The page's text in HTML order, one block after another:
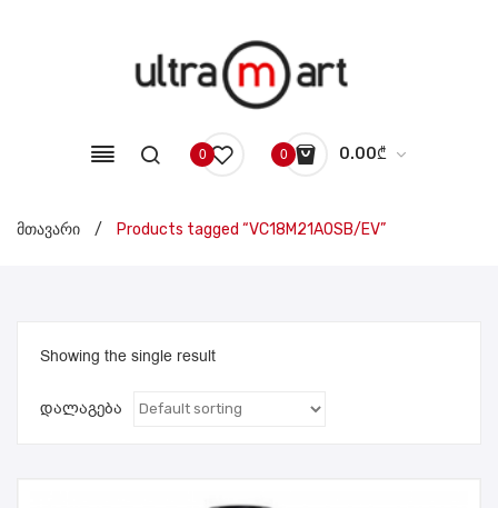
0 0 0.00₾
No products in the cart.
მთავარი / Products tagged “VC18M21A0SB/EV”
Showing the single result
დალაგება